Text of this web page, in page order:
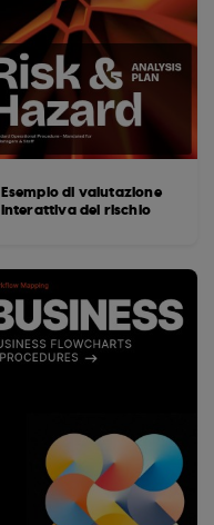
Esempio di valutazione
interattiva del rischio